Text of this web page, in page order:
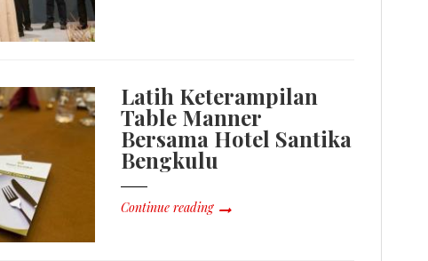
Latih Keterampilan
Table Manner
Bersama Hotel Santika
Bengkulu
Continue reading